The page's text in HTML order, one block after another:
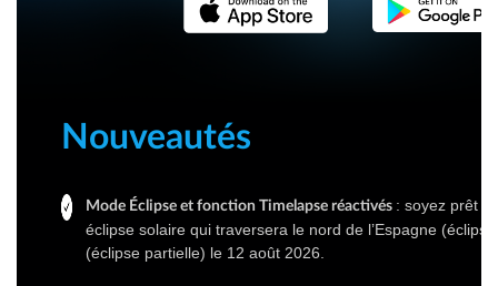
Nouveautés
Mode Éclipse et fonction Timelapse réactivés : soyez prêt
éclipse solaire qui traversera le nord de l’Espagne
(éclipse partielle) le 12 août 2026.